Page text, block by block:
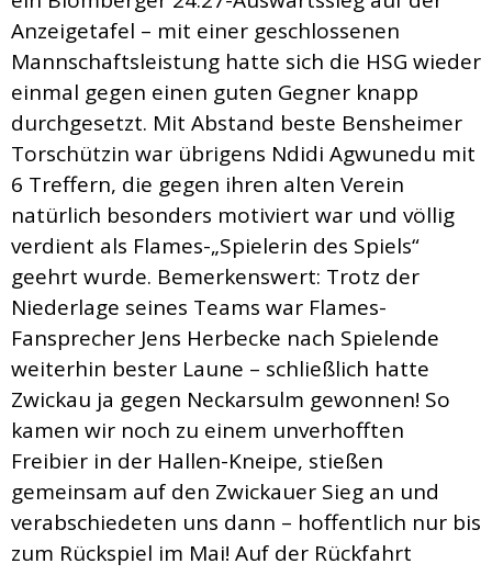
Anzeigetafel – mit einer geschlossenen
Mannschaftsleistung hatte sich die HSG wieder
einmal gegen einen guten Gegner knapp
durchgesetzt. Mit Abstand beste Bensheimer
Torschützin war übrigens Ndidi Agwunedu mit
6 Treffern, die gegen ihren alten Verein
natürlich besonders motiviert war und völlig
verdient als Flames-„Spielerin des Spiels“
geehrt wurde. Bemerkenswert: Trotz der
Niederlage seines Teams war Flames-
Fansprecher Jens Herbecke nach Spielende
weiterhin bester Laune – schließlich hatte
Zwickau ja gegen Neckarsulm gewonnen! So
kamen wir noch zu einem unverhofften
Freibier in der Hallen-Kneipe, stießen
gemeinsam auf den Zwickauer Sieg an und
verabschiedeten uns dann – hoffentlich nur bis
zum Rückspiel im Mai! Auf der Rückfahrt